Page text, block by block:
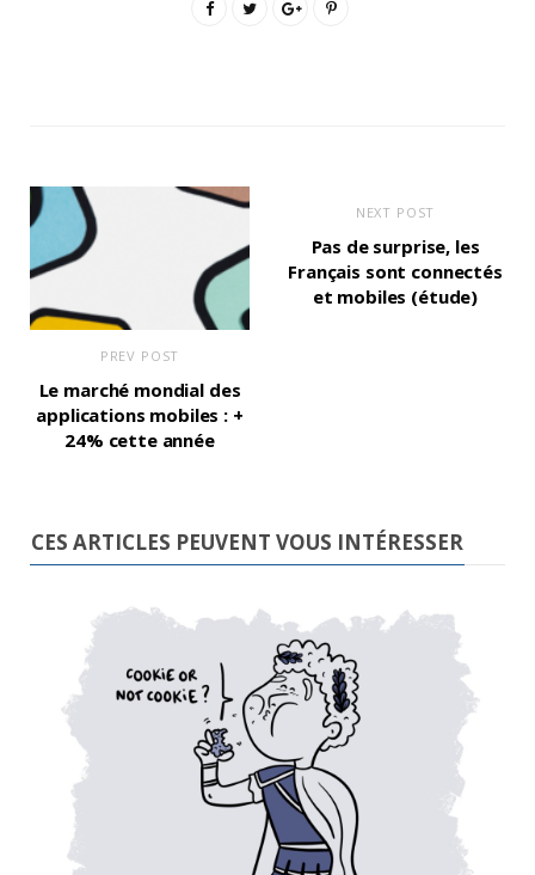
PREV POST
Le marché mondial des
applications mobiles : +
24% cette année
NEXT POST
Pas de surprise, les
Français sont connectés
et mobiles (étude)
CES ARTICLES PEUVENT VOUS INTÉRESSER